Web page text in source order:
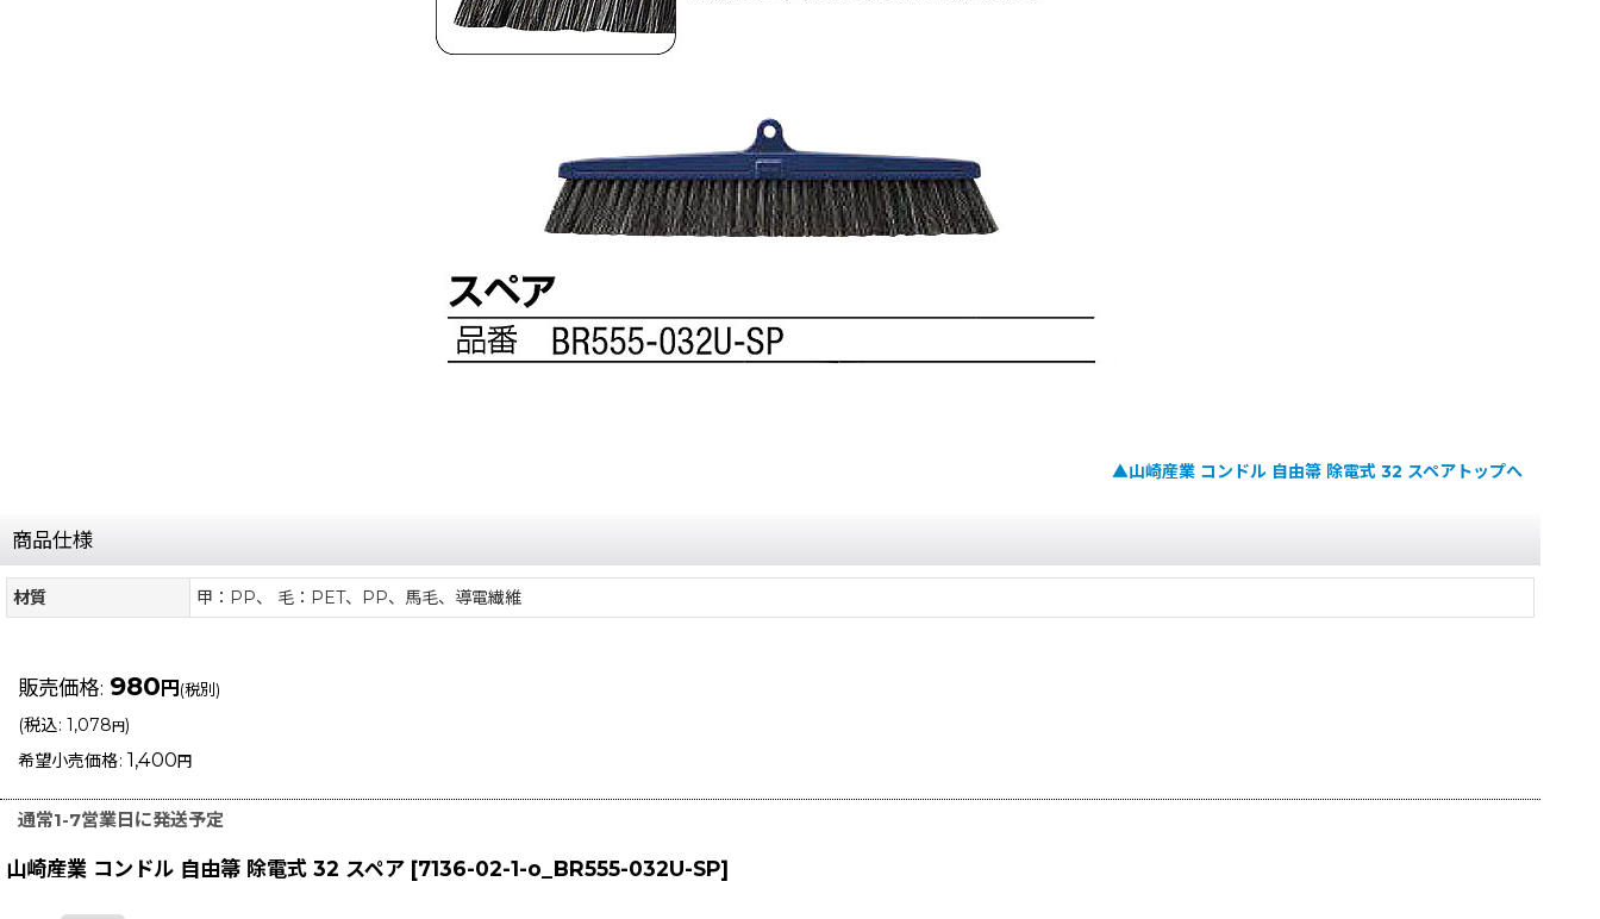
▲山崎産業 コンドル 自由箒 除電式 32 スペアトップへ
商品仕様
材質 甲：PP、 毛：PET、PP、馬毛、導電繊維
販売価格: 980円(税別)
(税込: 1,078円)
希望小売価格: 1,400 円
通常1-7営業日に発送予定
山崎産業 コンドル 自由箒 除電式 32 スペア [7136-02-1-o_BR555-032U-SP]